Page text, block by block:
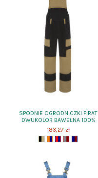
SPODNIE OGRODNICZKI PIRAT
DWUKOLOR BAWEŁNA 100%
183,27 zł